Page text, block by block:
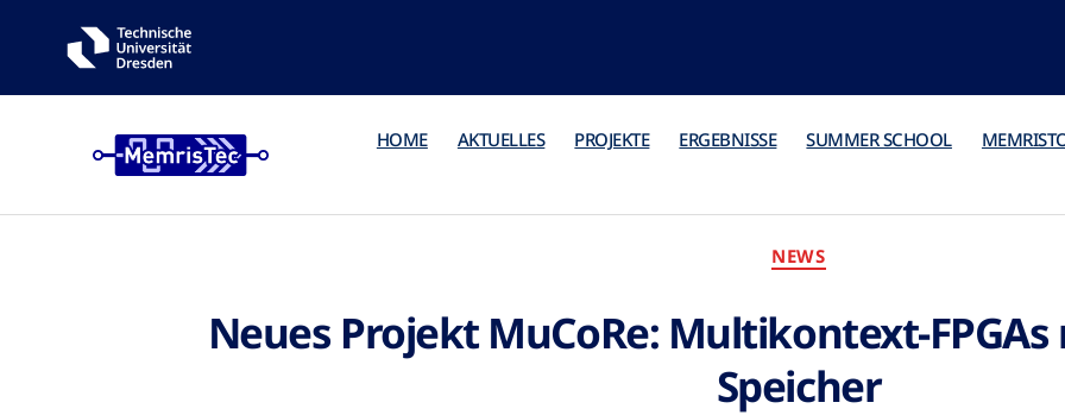
HOME AKTUELLES PROJEKTE ERGEBNISSE SUMMER SCHOOL
NEWS
Neues Projekt MuCoRe: Multikontext-
Speicher